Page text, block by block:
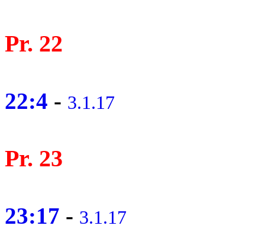
Pr. 22
22:4 - 3.1.17
Pr. 23
23:17 - 3.1.17